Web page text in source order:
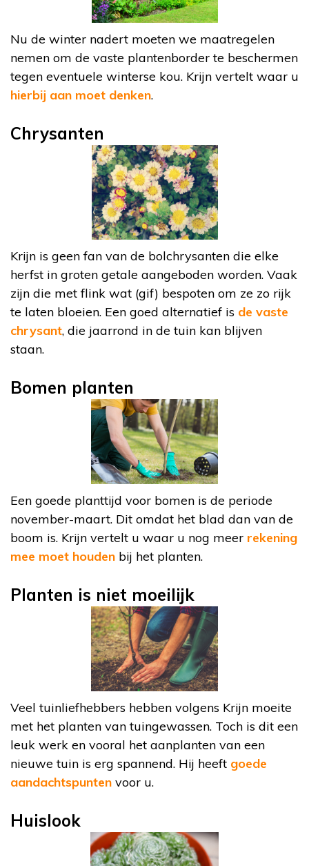
Nu de winter nadert moeten we maatregelen
nemen om de vaste plantenborder te beschermen
tegen eventuele winterse kou. Krijn vertelt waar u
hierbij aan moet denken.
Chrysanten
Krijn is geen fan van de bolchrysanten die elke
herfst in groten getale aangeboden worden. Vaak
zijn die met flink wat (gif) bespoten om ze zo rijk
te laten bloeien. Een goed alternatief is de vaste
chrysant, die jaarrond in de tuin kan blijven
staan.
Bomen planten
Een goede planttijd voor bomen is de periode
november-maart. Dit omdat het blad dan van de
boom is. Krijn vertelt u waar u nog meer rekening
mee moet houden bij het planten.
Planten is niet moeilijk
Veel tuinliefhebbers hebben volgens Krijn moeite
met het planten van tuingewassen. Toch is dit een
leuk werk en vooral het aanplanten van een
nieuwe tuin is erg spannend. Hij heeft goede
aandachtspunten voor u.
Huislook